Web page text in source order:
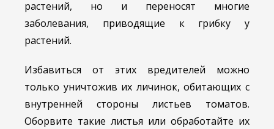
растений, но и переносят многие
заболевания, приводящие к грибку у
растений.
Избавиться от этих вредителей можно
только уничтожив их личинок, обитающих с
внутренней стороны листьев томатов.
Оборвите такие листья или обработайте их